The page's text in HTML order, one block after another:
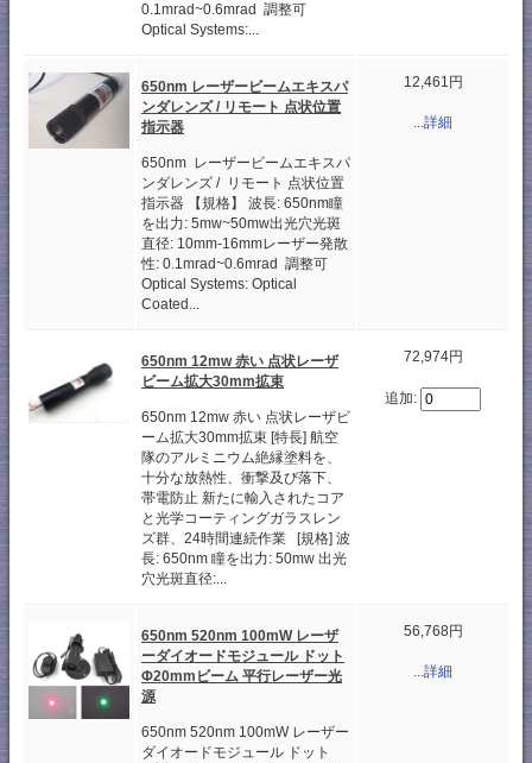
0.1mrad~0.6mrad 調整可
Optical Systems:...
650nm レーザービームエキスパ
ンダレンズ / リモート 点状位置
指示器
650nm レーザービームエキスパ
ンダレンズ / リモート 点状位置
指示器 【規格】 波長: 650nm瞳
を出力: 5mw~50mw出光穴光斑
直径: 10mm-16mmレーザー発散
性: 0.1mrad~0.6mrad 調整可
Optical Systems: Optical
Coated...
12,461円
...詳細
650nm 12mw 赤い 点状レーザ
ビーム拡大30mm拡束
650nm 12mw 赤い 点状レーザビ
ーム拡大30mm拡束 [特長] 航空
隊のアルミニウム絶縁塗料を、
十分な放熱性、衝撃及び落下、
帯電防止 新たに輸入されたコア
と光学コーティングガラスレン
ズ群、24時間連続作業 [規格] 波
長: 650nm 瞳を出力: 50mw 出光
穴光斑直径:...
72,974円
追加:
650nm 520nm 100mW レーザ
ーダイオードモジュール ドット
Φ20mmビーム 平行レーザー光
源
650nm 520nm 100mW レーザー
ダイオードモジュール ドット
56,768円
...詳細